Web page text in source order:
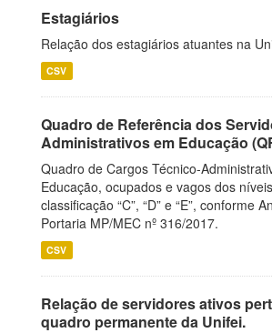
Estagiários
Relação dos estagiários atuantes na
CSV
Quadro de Referência dos
Administrativos em Educação
Quadro de Cargos Técnico-
Educação, ocupados e vagos dos
classificação “C”, “D” e “E”, conforme
Portaria MP/MEC nº 316/2017.
CSV
Relação de servidores ativos
quadro permanente da Unifei.